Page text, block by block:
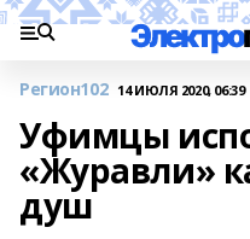
Регион102 14 ИЮЛЯ 2020, 06:39
Уфимцы
«Журавли»
душ